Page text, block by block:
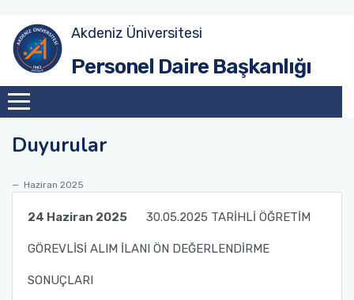
Akdeniz Üniversitesi
Personel Daire Başkanlığı
Duyurular
Haziran 2025
24 Haziran 2025 30.05.2025 TARİHLİ ÖĞRETİM
GÖREVLİSİ ALIM İLANI ÖN DEĞERLENDİRME
SONUÇLARI
Akademik Atama Şube Müdürlüğü
Akademik Görevlendirme ve Evrak Kayıt Şube
Müdürlüğü
İdari Personel Şube Müdürlüğü
Sicil ve Disiplin İşlemleri Şube Müdürlüğü
Maaş Tahakkuk Şube Müdürlüğü